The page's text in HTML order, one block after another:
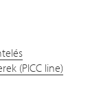
(PICC line)